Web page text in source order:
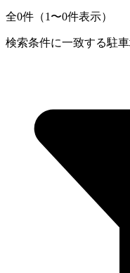
全0件（1〜0件表示）
検索条件に一致する駐